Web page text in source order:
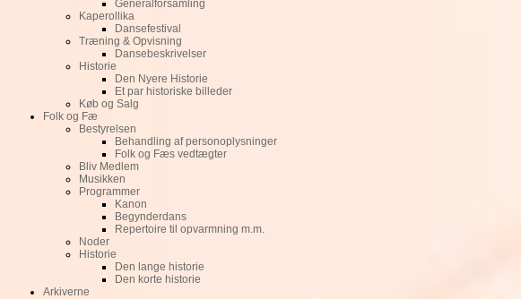
Generalforsamling
Kaperollika
Dansefestival
Træning & Opvisning
Dansebeskrivelser
Historie
Den Nyere Historie
Et par historiske billeder
Køb og Salg
Folk og Fæ
Bestyrelsen
Behandling af personoplysninger
Folk og Fæs vedtægter
Bliv Medlem
Musikken
Programmer
Kanon
Begynderdans
Repertoire til opvarmning m.m.
Noder
Historie
Den lange historie
Den korte historie
Arkiverne